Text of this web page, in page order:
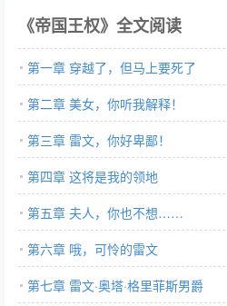
《帝国王权》全文阅读
第一章 穿越了，但马上要死了
第二章 美女，你听我解释！
第三章 雷文，你好卑鄙！
第四章 这将是我的领地
第五章 夫人，你也不想……
第六章 哦，可怜的雷文
第七章 雷文·奥塔·格里菲斯男爵